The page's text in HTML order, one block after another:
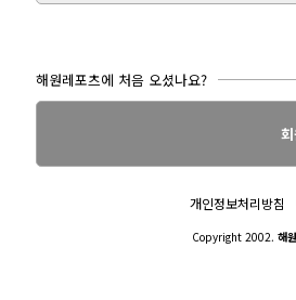
해원레포츠에 처음 오셨나요?
개인정보처리방침
Copyright 2002. 해